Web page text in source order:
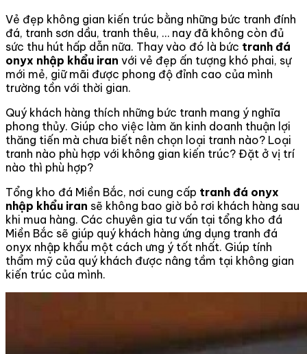
Vẻ đẹp không gian kiến trúc bằng những bức tranh đính
đá, tranh sơn dầu, tranh thêu, … nay đã không còn đủ
sức thu hút hấp dẫn nữa. Thay vào đó là bức tranh đá
onyx nhập khẩu iran với vẻ đẹp ấn tượng khó phai, sự
mới mẻ, giữ mãi được phong độ đỉnh cao của mình
trường tồn với thời gian.
Quý khách hàng thích những bức tranh mang ý nghĩa
phong thủy. Giúp cho việc làm ăn kinh doanh thuận lợi
thăng tiến mà chưa biết nên chọn loại tranh nào? Loại
tranh nào phù hợp với không gian kiến trúc? Đặt ở vị trí
nào thì phù hợp?
Tổng kho đá Miền Bắc, nơi cung cấp tranh đá onyx
nhập khẩu iran sẽ không bao giờ bỏ rơi khách hàng sau
khi mua hàng. Các chuyên gia tư vấn tại tổng kho đá
Miền Bắc sẽ giúp quý khách hàng ứng dụng tranh đá
onyx nhập khẩu một cách ưng ý tốt nhất. Giúp tính
thẩm mỹ của quý khách được nâng tầm tại không gian
kiến trúc của mình.